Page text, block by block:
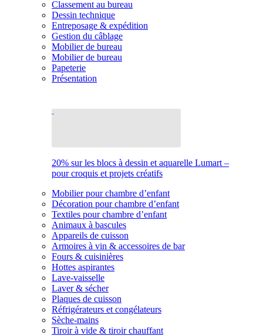
Classement au bureau
Dessin technique
Entreposage & expédition
Gestion du câblage
Mobilier de bureau
Mobilier de bureau
Papeterie
Présentation
20% sur les blocs à dessin et aquarelle Lumart –
pour croquis et projets créatifs
Mobilier pour chambre d’enfant
Décoration pour chambre d’enfant
Textiles pour chambre d’enfant
Animaux à bascules
Appareils de cuisson
Armoires à vin & accessoires de bar
Fours & cuisinières
Hottes aspirantes
Lave-vaisselle
Laver & sécher
Plaques de cuisson
Réfrigérateurs et congélateurs
Sèche-mains
Tiroir à vide & tiroir chauffant